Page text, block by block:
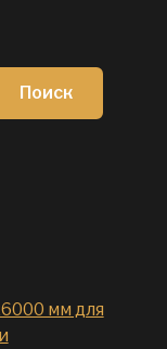
Поиск
мм для